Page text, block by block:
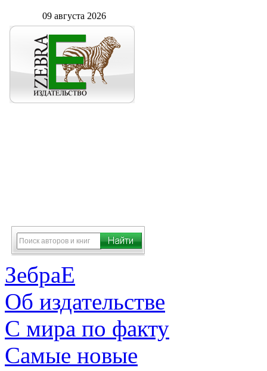
09 августа 2026
ЗебраЕ
Об издательстве
С мира по факту
Самые новые